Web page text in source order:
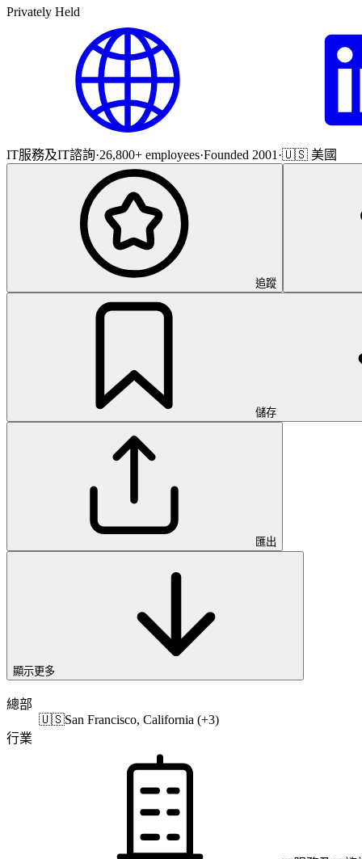
Privately Held
IT服務及IT諮詢·26,800+ employees·Founded 2001 ·🇺🇸 美國
追蹤
儲存
匯出
顯示更多
總部
🇺🇸San Francisco, California (+3)
行業